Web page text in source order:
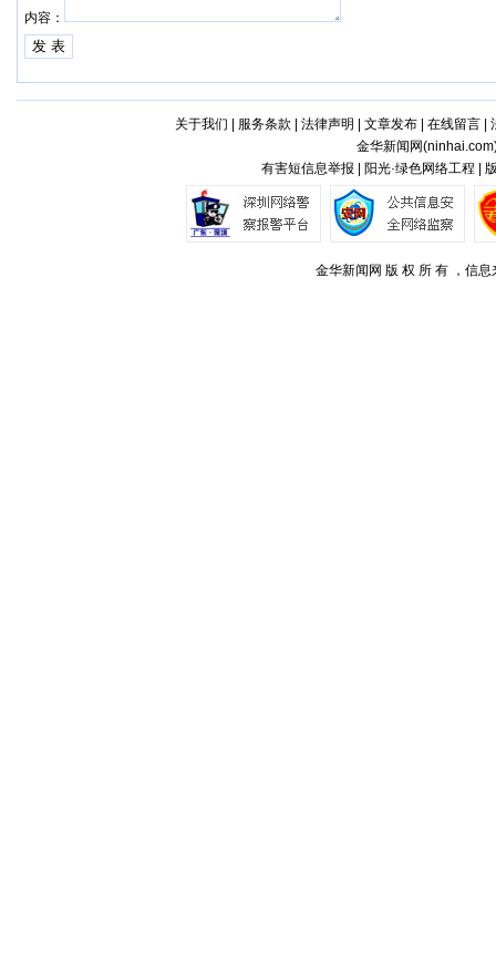
内容：
关于我们 服务条款 法律声明 文章发布| 在线留言|
金华新闻网(ninhai.com
有害短信息举报 | 阳光·绿色网络工程 |
金华新闻网 版 权 所 有 ，信